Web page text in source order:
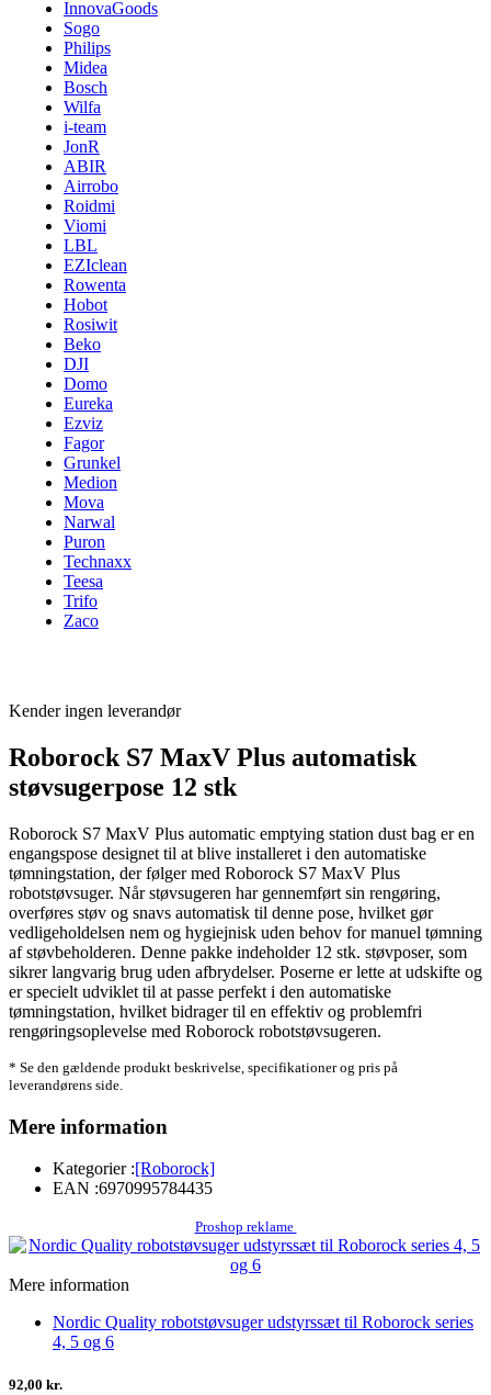
InnovaGoods
Sogo
Philips
Midea
Bosch
Wilfa
i-team
JonR
ABIR
Airrobo
Roidmi
Viomi
LBL
EZIclean
Rowenta
Hobot
Rosiwit
Beko
DJI
Domo
Eureka
Ezviz
Fagor
Grunkel
Medion
Mova
Narwal
Puron
Technaxx
Teesa
Trifo
Zaco
Kender ingen leverandør
Roborock S7 MaxV Plus automatisk
støvsugerpose 12 stk
Roborock S7 MaxV Plus automatic emptying station dust bag er en
engangspose designet til at blive installeret i den automatiske
tømningstation, der følger med Roborock S7 MaxV Plus
robotstøvsuger. Når støvsugeren har gennemført sin rengøring,
overføres støv og snavs automatisk til denne pose, hvilket gør
vedligeholdelsen nem og hygiejnisk uden behov for manuel tømning
af støvbeholderen. Denne pakke indeholder 12 stk. støvposer, som
sikrer langvarig brug uden afbrydelser. Poserne er lette at udskifte og
er specielt udviklet til at passe perfekt i den automatiske
tømningstation, hvilket bidrager til en effektiv og problemfri
rengøringsoplevelse med Roborock robotstøvsugeren.
* Se den gældende produkt beskrivelse, specifikationer og pris på
leverandørens side.
Mere information
Kategorier :[Roborock]
EAN :6970995784435
Proshop reklame
Mere information
Nordic Quality robotstøvsuger udstyrssæt til Roborock series
4, 5 og 6
92,00 kr.